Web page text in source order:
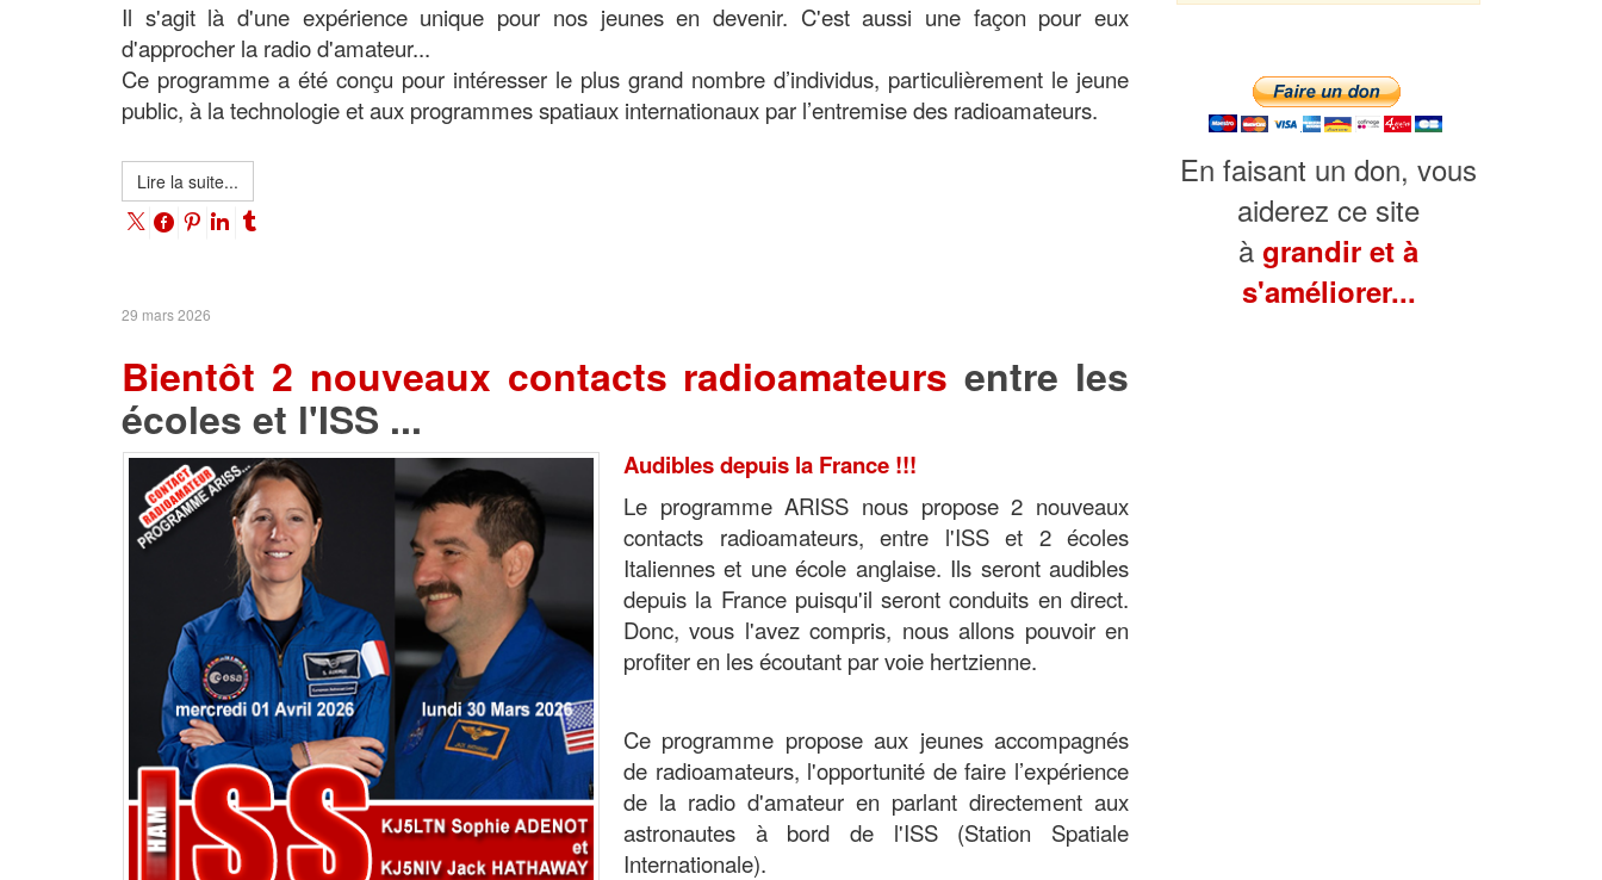
Il s'agit là d'une expérience unique pour nos jeunes en devenir. C'est aussi une façon pour eux
d'approcher la radio d'amateur...
Ce programme a été conçu pour intéresser le plus grand nombre d’individus, particulièrement le jeune
public, à la technologie et aux programmes spatiaux internationaux par l’entremise des radioamateurs.
Lire la suite...
29 mars 2026
Bientôt 2 nouveaux contacts radioamateursentre les
écoles et l'ISS ...
Audibles depuis la France !!!
Le programme ARISS nous propose 2 nouveaux
contacts radioamateurs, entre l'ISS et 2 écoles
Italiennes et une école anglaise. Ils seront audibles
depuis la France puisqu'il seront conduits en direct.
Donc, vous l'avez compris, nous allons pouvoir en
profiter en les écoutant par voie hertzienne.
Ce programme propose aux jeunes accompagnés
de radioamateurs, l'opportunité de faire l’expérience
de la radio d'amateur en parlant directement aux
astronautes à bord de l'ISS (Station Spatiale
Internationale).
En faisant un don, vous
aiderez ce site
à grandir et à
s'améliorer...